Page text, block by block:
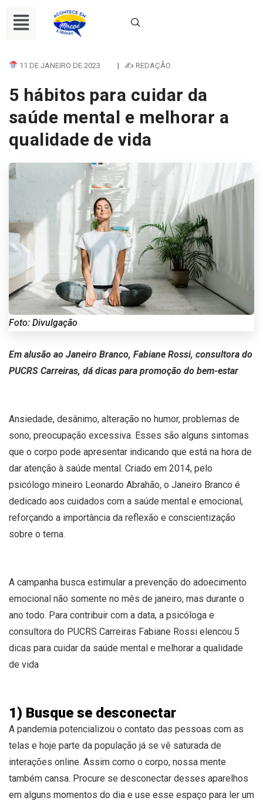
11 DE JANEIRO DE 2023 | ✍ REDAÇÃO
5 hábitos para cuidar da
saúde mental e melhorar a
qualidade de vida
Foto: Divulgação
Em alusão ao Janeiro Branco, Fabiane Rossi, consultora do
PUCRS Carreiras, dá dicas para promoção do bem-estar
Ansiedade, desânimo, alteração no humor, problemas de
sono, preocupação excessiva. Esses são alguns sintomas
que o corpo pode apresentar indicando que está na hora de
dar atenção à saúde mental. Criado em 2014, pelo
psicólogo mineiro Leonardo Abrahão, o Janeiro Branco é
dedicado aos cuidados com a saúde mental e emocional,
reforçando a importância da reflexão e conscientização
sobre o tema.
A campanha busca estimular a prevenção do adoecimento
emocional não somente no mês de janeiro, mas durante o
ano todo. Para contribuir com a data, a psicóloga e
consultora do PUCRS Carreiras Fabiane Rossi elencou 5
dicas para cuidar da saúde mental e melhorar a qualidade
de vida
1) Busque se desconectar
A pandemia potencializou o contato das pessoas com as
telas e hoje parte da população já se vê saturada de
interações online. Assim como o corpo, nossa mente
também cansa. Procure se desconectar desses aparelhos
em alguns momentos do dia e use esse espaço para ler um